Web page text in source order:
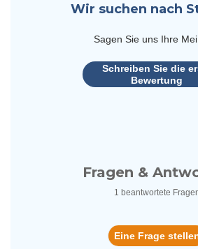
Wir suchen nach
Sagen Sie uns Ihre
Schreiben Sie die
Bewertung
Fragen &
1 beantwortete
Eine Frage